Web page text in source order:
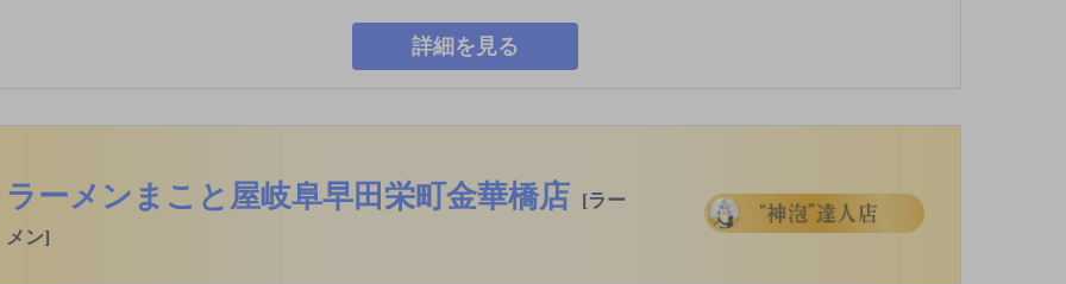
詳細を見る
ラーメンまこと屋岐阜早田栄町金華橋店
[ラー
メン]